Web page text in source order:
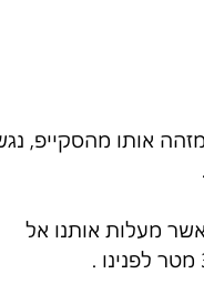
אותו מהסקייפ,
אל ביתו בשסטה, בית יפיפיה, 13 מדרגות אשר מעלות אותנו אל